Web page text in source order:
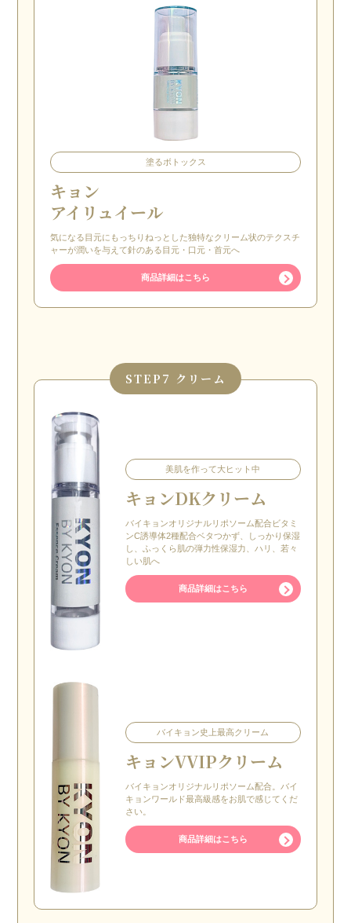
塗るボトックス
キョン
アイリュイール
気になる目元にもっちりねっとした独特なクリーム状のテクスチ
ャーが潤いを与えて針のある目元・口元・首元へ
商品詳細はこちら
STEP 7 クリーム
美肌を作って大ヒット中
キョンDKクリーム
バイキョンオリジナルリポソーム配合ビタミ
ンC誘導体2種配合ベタつかず、しっかり保湿
し、ふっくら肌の弾力性保湿力、ハリ、若々
しい肌へ
商品詳細はこちら
バイキョン史上最高クリーム
キョンVVIPクリーム
バイキョンオリジナルリポソーム配合。バイ
キョンワールド最高級感をお肌で感じてくだ
さい。
商品詳細はこちら